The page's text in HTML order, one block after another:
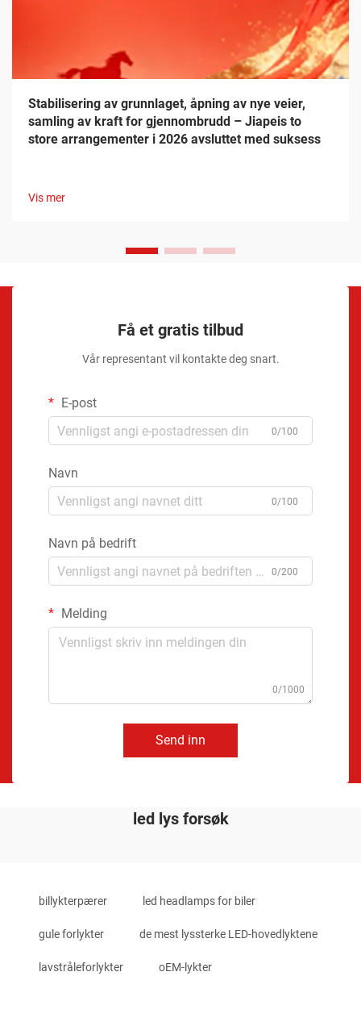
Stabilisering av grunnlaget, åpning av nye veier,
samling av kraft for gjennombrudd – Jiapeis to
store arrangementer i 2026 avsluttet med suksess
Vis mer
Få et gratis tilbud
Vår representant vil kontakte deg snart.
E-post
0/100
Navn
0/100
Navn på bedrift
0/200
Melding
0/1000
Send inn
led lys forsøk
billykterpærer led headlamps for biler
gule forlykter de mest lyssterke LED-hovedlyktene
lavstråleforlykter oEM-lykter